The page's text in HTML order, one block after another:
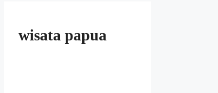
wisata papua